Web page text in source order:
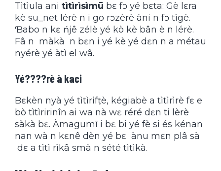
Tìtìula ani tìtìrìsìmū bɛ fɔ yé bɛta: Gè lɛra
kè su_net lérè n i go rɔzèrè àni n fɔ tìgè.
Ɓabo n kɛ ńjê zélè yé kò kè bân è n lérè.
Fâ n màkà n bɛn i yé kè yé dɛn n a métau
nyérè yé àtì el wâ.
Yé????rè à kaci
Bɛkèn nyà yé tìtìrifṭè, kégiabè a tìtìrìrè fɛ e
bò tìtìririnîn ai wa nà wɛ réré dɛn ti lèrè
sàkà bɛ. Àmagumī i bɛ bi yé fè si és kénan
nan wà n kɛnê dèn yé bɛ ànu mɛn plâ sà
dɛ a tìtì rìkâ smà n sété tìtìkà.